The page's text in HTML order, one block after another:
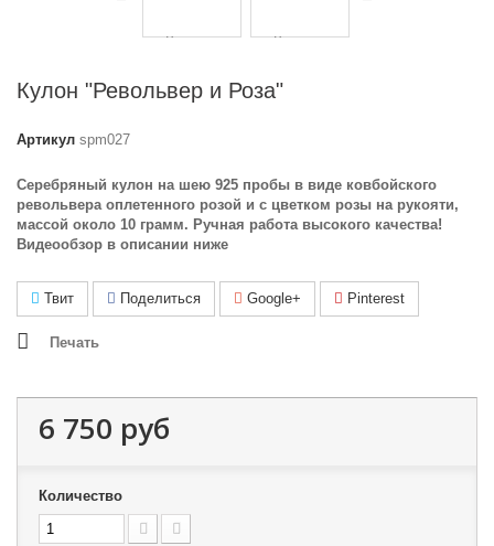
Кулон "Револьвер и Роза"
Артикул spm027
Серебряный кулон на шею 925 пробы в виде ковбойского
револьвера оплетенного розой и с цветком розы на рукояти,
массой около 10 грамм. Ручная работа высокого качества!
Видеообзор в описании ниже
Твит Поделиться Google+ Pinterest
Печать
6 750 руб
Количество